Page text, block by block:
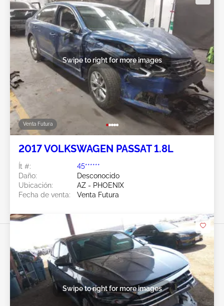
Venta Futura
Swipe to right for more images
2017 VOLKSWAGEN PASSAT 1.8L
Ít #:
45******
Daño:
Desconocido
Ubicación:
AZ - PHOENIX
Fecha de venta:
Venta Futura
Swipe to right for more images